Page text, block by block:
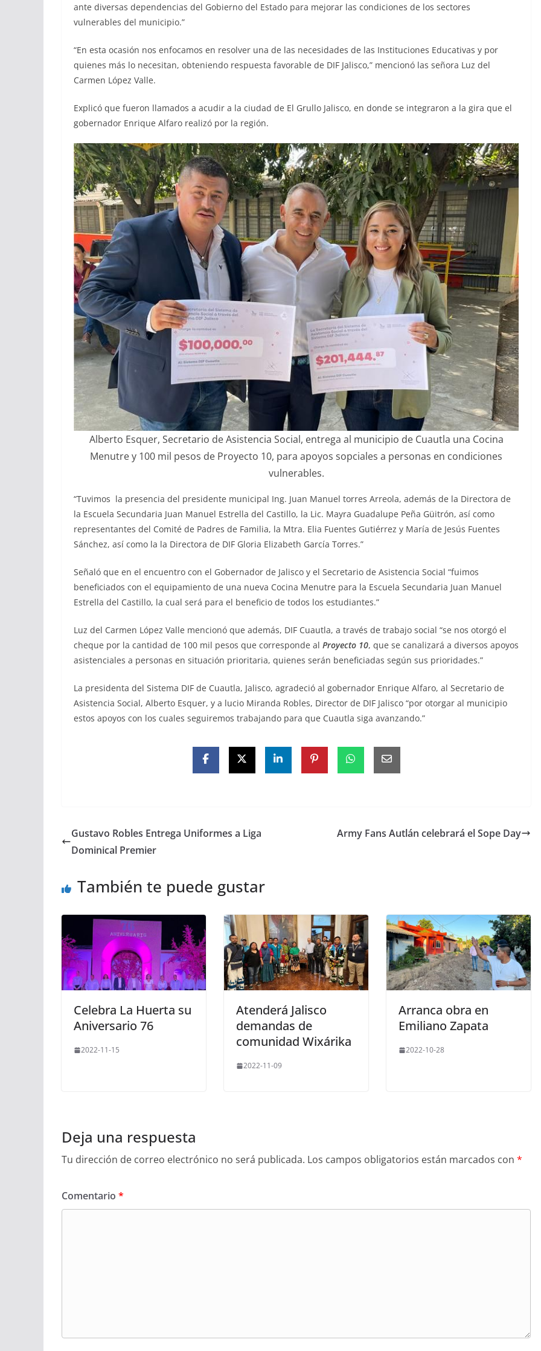
ante diversas dependencias del Gobierno del Estado para mejorar las condiciones de los sectores
vulnerables del municipio.”
“En esta ocasión nos enfocamos en resolver una de las necesidades de las Instituciones Educativas y por
quienes más lo necesitan, obteniendo respuesta favorable de DIF Jalisco,” mencionó las señora Luz del
Carmen López Valle.
Explicó que fueron llamados a acudir a la ciudad de El Grullo Jalisco, en donde se integraron a la gira que el
gobernador Enrique Alfaro realizó por la región.
Alberto Esquer, Secretario de Asistencia Social, entrega al municipio de Cuautla una Cocina
Menutre y 100 mil pesos de Proyecto 10, para apoyos sopciales a personas en condiciones
vulnerables.
“Tuvimos la presencia del presidente municipal Ing. Juan Manuel torres Arreola, además de la Directora de
la Escuela Secundaria Juan Manuel Estrella del Castillo, la Lic. Mayra Guadalupe Peña Güitrón, así como
representantes del Comité de Padres de Familia, la Mtra. Elia Fuentes Gutiérrez y María de Jesús Fuentes
Sánchez, así como la la Directora de DIF Gloria Elizabeth García Torres.”
Señaló que en el encuentro con el Gobernador de Jalisco y el Secretario de Asistencia Social “fuimos
beneficiados con el equipamiento de una nueva Cocina Menutre para la Escuela Secundaria Juan Manuel
Estrella del Castillo, la cual será para el beneficio de todos los estudiantes.”
Luz del Carmen López Valle mencionó que además, DIF Cuautla, a través de trabajo social “se nos otorgó el
cheque por la cantidad de 100 mil pesos que corresponde al Proyecto 10, que se canalizará a diversos apoyos
asistenciales a personas en situación prioritaria, quienes serán beneficiadas según sus prioridades.”
La presidenta del Sistema DIF de Cuautla, Jalisco, agradeció al gobernador Enrique Alfaro, al Secretario de
Asistencia Social, Alberto Esquer, y a lucio Miranda Robles, Director de DIF Jalisco “por otorgar al municipio
estos apoyos con los cuales seguiremos trabajando para que Cuautla siga avanzando.”
Gustavo Robles Entrega Uniformes a Liga
Dominical Premier
Army Fans Autlán celebrará el Sope Day
También te puede gustar
Celebra La Huerta su
Aniversario 76
2022-11-15
Atenderá Jalisco
demandas de
comunidad Wixárika
2022-11-09
Arranca obra en
Emiliano Zapata
2022-10-28
Deja una respuesta
Tu dirección de correo electrónico no será publicada. Los campos obligatorios están marcados con *
Comentario *